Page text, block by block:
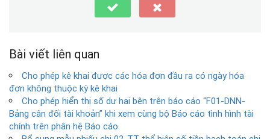
Bài viết liên quan
Cho phép kê khai được các hóa đơn đầu ra có ngày hóa
đơn không thuộc kỳ kê khai
Cho phép hiển thị số dư hai bên trên báo cáo “F01-DNN-
Bảng cân đối tài khoản” khi xem cùng bộ Báo cáo tình hình tài
chính trên phân hệ Báo cáo